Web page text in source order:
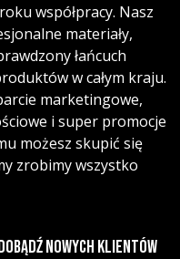
współpracy. Nasz
materiały,
łańcuch
w całym kraju.
marketingowe,
i super promocje
możesz skupić się
zrobimy wszystko
NOWYCH KLIENTÓW